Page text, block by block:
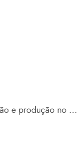
e produção no …